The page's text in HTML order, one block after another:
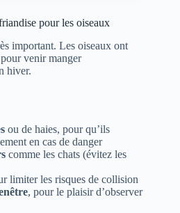
pour les oiseaux
important. Les oiseaux ont
venir manger
hiver.
ou de haies, pour qu’ils
en cas de danger
comme les chats (évitez les
limiter les risques de collision
, pour le plaisir d’observer